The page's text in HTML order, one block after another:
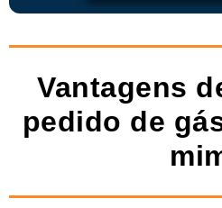
Vantagens
pedido de